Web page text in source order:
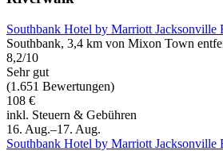
Southbank Hotel by Marriott Jacksonville
Southbank, 3,4 km von Mixon Town
8,2/10
Sehr gut
(1.651 Bewertungen)
108 €
inkl. Steuern & Gebühren
16. Aug.–17. Aug.
Southbank Hotel by Marriott Jacksonville